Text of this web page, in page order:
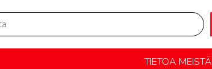
TIETOA MEISTÄ